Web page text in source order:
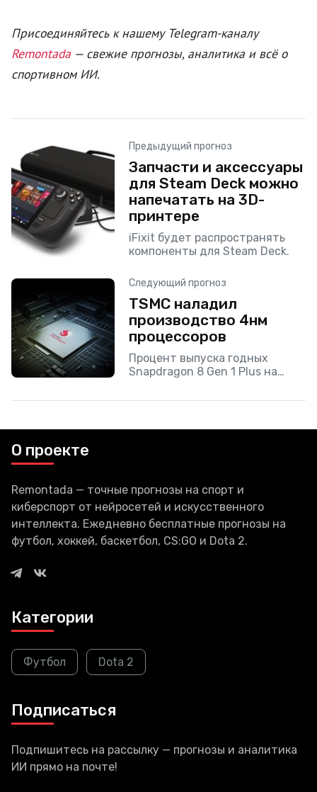
Присоединяйтесь к нашему Telegram-каналу
Remontada — свежие прогнозы, аналитика и всё о
спортивном ИИ.
Предыдущий прогноз
Запчасти и аксессуары
для Steam Deck можно
напечатать на 3D-
принтере
iFixit будет распространять
компоненты для Steam Deck.
Следующий прогноз
TSMC наладил
производство 4нм
процессоров
Процент выпуска годных
Snapdragon 8 Gen 1 Plus на
намного превосходит Samsung
О проекте
Remontada — точные прогнозы на спорт и
киберспорт от нейросетей и искусственного
интеллекта. Ежедневно бесплатные прогнозы на
футбол, хоккей, баскетбол, CS:GO и Dota 2.
Категории
Футбол Dota 2
Подписаться
Подпишитесь на рассылку — прогнозы и аналитика
ИИ прямо на почте!